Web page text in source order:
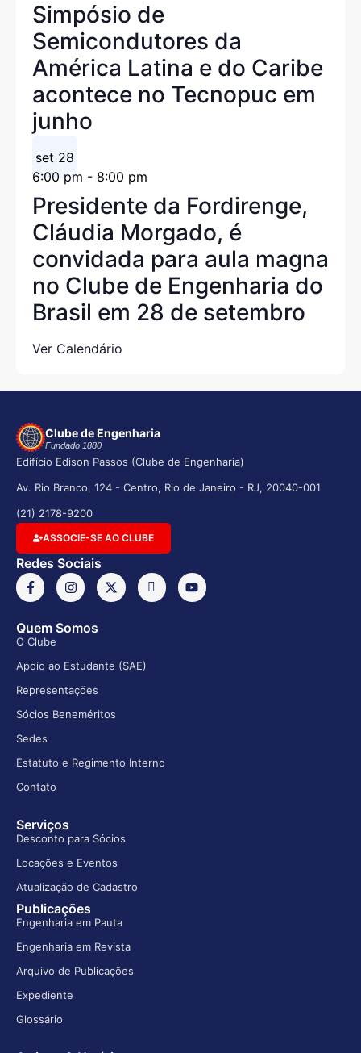
Simpósio de
Semicondutores da
América Latina e do Caribe
acontece no Tecnopuc em
junho
set 28
6:00 pm - 8:00 pm
Presidente da Fordirenge,
Cláudia Morgado, é
convidada para aula magna
no Clube de Engenharia do
Brasil em 28 de setembro
Ver Calendário
Clube de Engenharia
Fundado 1880
Edifício Edison Passos (Clube de Engenharia)
Av. Rio Branco, 124 - Centro, Rio de Janeiro - RJ, 20040-001
(21) 2178-9200
ASSOCIE-SE AO CLUBE
Redes Sociais
Quem Somos
O Clube
Apoio ao Estudante (SAE)
Representações
Sócios Beneméritos
Sedes
Estatuto e Regimento Interno
Contato
Serviços
Desconto para Sócios
Locações e Eventos
Atualização de Cadastro
Publicações
Engenharia em Pauta
Engenharia em Revista
Arquivo de Publicações
Expediente
Glossário